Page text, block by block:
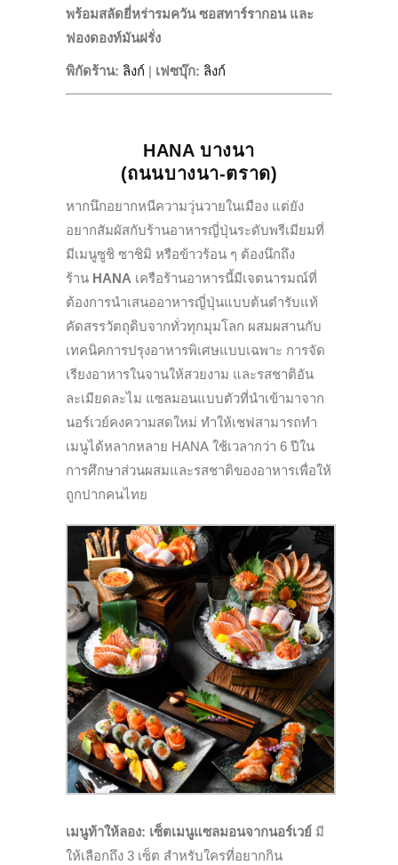
พร้อมสลัดยี่หร่ารมควัน ซอสทาร์รากอน และ
ฟองดองท์มันฝรั่ง
พิกัดร้าน: ลิงก์ | เฟซบุ๊ก: ลิงก์
HANA บางนา
(ถนนบางนา-ตราด)
หากนึกอยากหนีความวุ่นวายในเมือง แต่ยัง
อยากสัมผัสกับร้านอาหารญี่ปุ่นระดับพรีเมียมที่
มีเมนูซูชิ ซาชิมิ หรือข้าวร้อน ๆ ต้องนึกถึง
ร้าน HANA เครือร้านอาหารนี้มีเจตนารมณ์ที่
ต้องการนำเสนออาหารญี่ปุ่นแบบต้นตำรับแท้
คัดสรรวัตถุดิบจากทั่วทุกมุมโลก ผสมผสานกับ
เทคนิคการปรุงอาหารพิเศษแบบเฉพาะ การจัด
เรียงอาหารในจานให้สวยงาม และรสชาติอัน
ละเมียดละไม แซลมอนแบบตัวที่นำเข้ามาจาก
นอร์เวย์คงความสดใหม่ ทำให้เชฟสามารถทำ
เมนูได้หลากหลาย HANA ใช้เวลากว่า 6 ปีใน
การศึกษาส่วนผสมและรสชาติของอาหารเพื่อให้
ถูกปากคนไทย
เมนูท้าให้ลอง: เซ็ตเมนูแซลมอนจากนอร์เวย์ มี
ให้เลือกถึง 3 เซ็ต สำหรับใครที่อยากกิน